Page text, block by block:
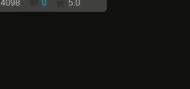
4098 0 5.0